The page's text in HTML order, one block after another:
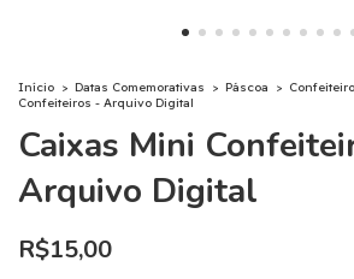
Início > Datas Comemorativas > Páscoa >
Confeiteiros - Arquivo Digital
Caixas Mini
Arquivo Digital
R$15,00